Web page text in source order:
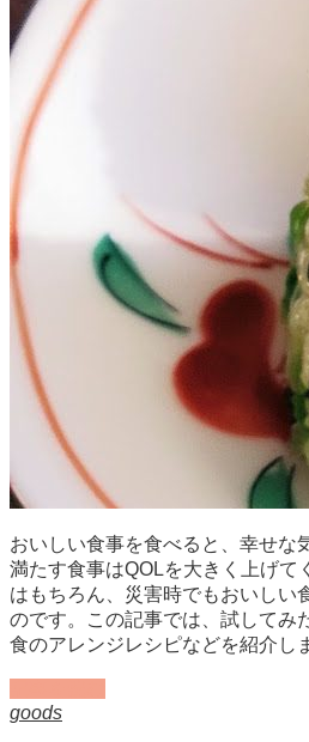
おいしい食事を食べると、幸せな
満たす食事はQOLを大きく上げて
はもちろん、災害時でもおいしい
のです。この記事では、試してみ
食のアレンジレシピなどを紹介し
goods